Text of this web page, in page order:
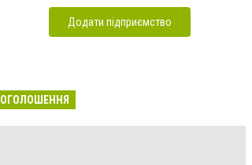
Додати підприємство
ОГОЛОШЕННЯ